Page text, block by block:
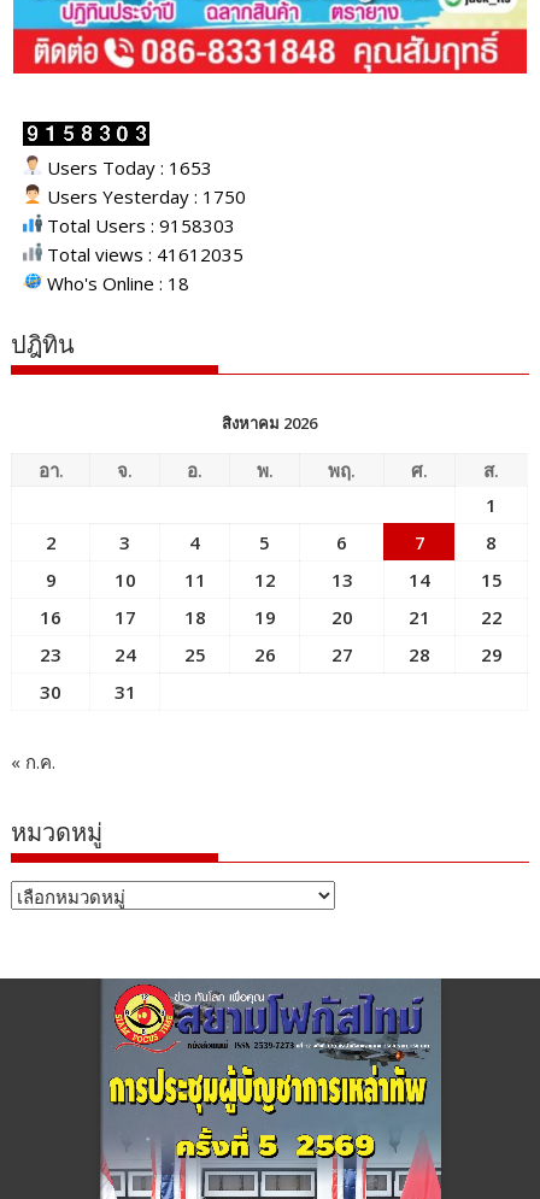
Users Today : 1653
Users Yesterday : 1750
Total Users : 9158303
Total views : 41612035
Who's Online : 18
ปฎิทิน
สิงหาคม 2026
อา. จ. อ. พ. พฤ. ศ.
ส.
1
2
3 4 5 6 7
8
9
10 11 12 13 14
15
16
17 18 19 20 21
22
23
24 25 26 27 28
29
30
31
« ก.ค.
หมวดหมู่
หมวด